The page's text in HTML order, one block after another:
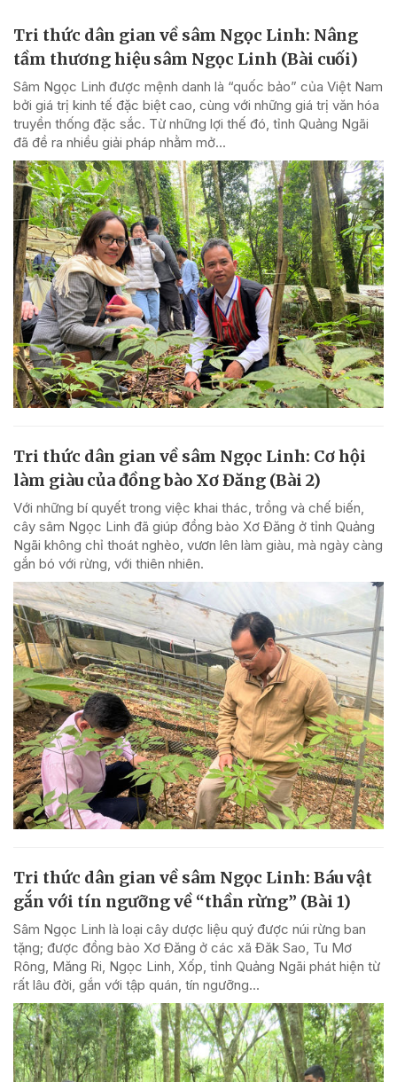
Tri thức dân gian về sâm Ngọc Linh: Nâng
tầm thương hiệu sâm Ngọc Linh (Bài cuối)
Sâm Ngọc Linh được mệnh danh là “quốc bảo” của Việt Nam
bởi giá trị kinh tế đặc biệt cao, cùng với những giá trị văn hóa
truyền thống đặc sắc. Từ những lợi thế đó, tỉnh Quảng Ngãi
đã đề ra nhiều giải pháp nhằm mở...
Tri thức dân gian về sâm Ngọc Linh: Cơ hội
làm giàu của đồng bào Xơ Đăng (Bài 2)
Với những bí quyết trong việc khai thác, trồng và chế biến,
cây sâm Ngọc Linh đã giúp đồng bào Xơ Đăng ở tỉnh Quảng
Ngãi không chỉ thoát nghèo, vươn lên làm giàu, mà ngày càng
gắn bó với rừng, với thiên nhiên.
Tri thức dân gian về sâm Ngọc Linh: Báu vật
gắn với tín ngưỡng về “thần rừng” (Bài 1)
Sâm Ngọc Linh là loại cây dược liệu quý được núi rừng ban
tặng; được đồng bào Xơ Đăng ở các xã Đăk Sao, Tu Mơ
Rông, Măng Ri, Ngọc Linh, Xốp, tỉnh Quảng Ngãi phát hiện từ
rất lâu đời, gắn với tập quán, tín ngưỡng...